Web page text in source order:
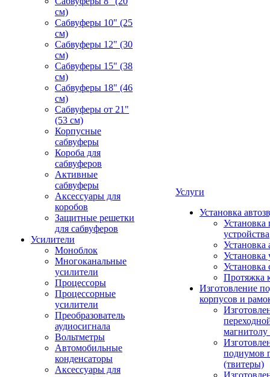
см)
Сабвуферы 10" (25
см)
Сабвуферы 12" (30
см)
Сабвуферы 15" (38
см)
Сабвуферы 18" (46
см)
Сабвуферы от 21"
(53 см)
Корпусные
сабвуферы
Короба для
сабвуферов
Активные
сабвуферы
Аксессуары для
коробов
Защитные решетки
для сабвуферов
Усилители
Моноблок
Многоканальные
усилители
Процессоры
Процессорные
усилители
Преобразователь
аудиосигнала
Вольтметры
Автомобильные
конденсаторы
Аксессуары для
Услуги
Установка
Установка
устройства
Установка
Установка
Установка
Протяжка
Изготовление
корпусов и
подиумов
(твитеры)